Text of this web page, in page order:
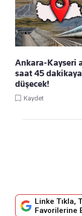
Ankara-Kayseri
saat 45 dakikaya
düşecek!
Kaydet
Linke Tıkla,
Favorilerine